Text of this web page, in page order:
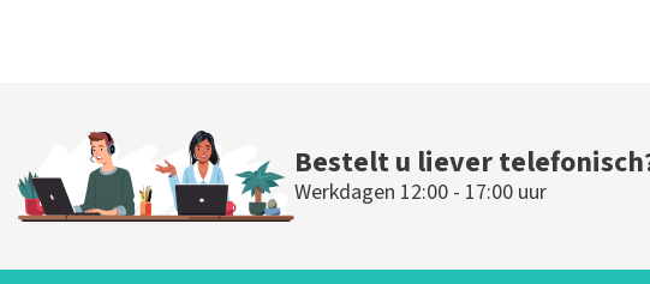
Bestelt u liever
Werkdagen 12:00 - 17:00 uur